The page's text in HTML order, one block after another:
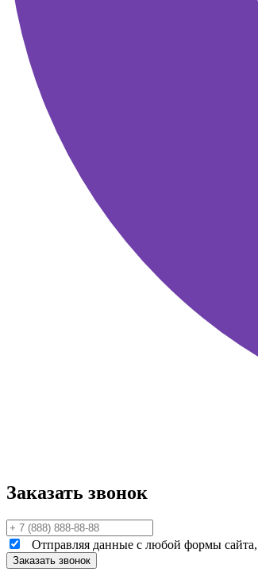
Заказать звонок
Отправляя данные с любой формы сайта,